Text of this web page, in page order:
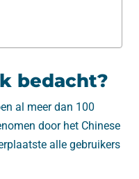
bedacht?
al meer dan 100
door het Chinese
alle gebruikers